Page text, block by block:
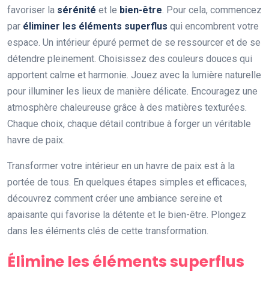
favoriser la sérénité et le bien-être. Pour cela, commencez
par éliminer les éléments superflus qui encombrent votre
espace. Un intérieur épuré permet de se ressourcer et de se
détendre pleinement. Choisissez des couleurs douces qui
apportent calme et harmonie. Jouez avec la lumière naturelle
pour illuminer les lieux de manière délicate. Encouragez une
atmosphère chaleureuse grâce à des matières texturées.
Chaque choix, chaque détail contribue à forger un véritable
havre de paix.
Transformer votre intérieur en un havre de paix est à la
portée de tous. En quelques étapes simples et efficaces,
découvrez comment créer une ambiance sereine et
apaisante qui favorise la détente et le bien-être. Plongez
dans les éléments clés de cette transformation.
Élimine les éléments superflus